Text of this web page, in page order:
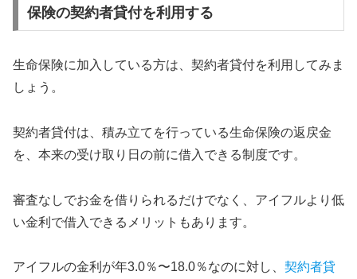
保険の契約者貸付を利用する
生命保険に加入している方は、契約者貸付を利用してみま
しょう。
契約者貸付は、積み立てを行っている生命保険の返戻金
を、本来の受け取り日の前に借入できる制度です。
審査なしでお金を借りられるだけでなく、アイフルより低
い金利で借入できるメリットもあります。
アイフルの金利が年3.0％〜18.0％なのに対し、 契約者貸